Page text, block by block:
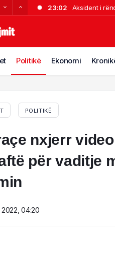
23:02
Aksident i
Politikë Ekonomi
POLITIKË
nxjerr
për vaditje
04:20